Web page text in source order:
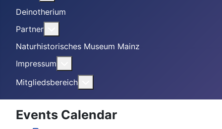
Deinotherium
Partner
Naturhistorisches Museum Mainz
Impressum
Mitgliedsbereich
Events Calendar